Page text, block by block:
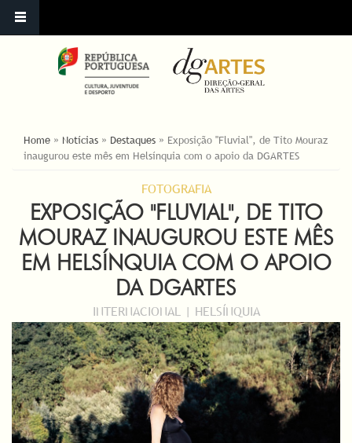
ESTÁ AQUI
Home » Notícias » Destaques » Exposição "Fluvial", de Tito Mouraz
inaugurou este mês em Helsínquia com o apoio da DGARTES
FOTOGRAFIA
EXPOSIÇÃO "FLUVIAL", DE TITO
MOURAZ INAUGUROU ESTE MÊS
EM HELSÍNQUIA COM O APOIO
DA DGARTES
INTERNACIONAL | HELSÍNQUIA